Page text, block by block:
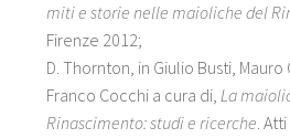
miti e storie nelle maioliche del
Firenze 2012;
D. Thornton, in Giulio Busti, Mauro
Franco Cocchi a cura di, La
Rinascimento: studi e ricerche.